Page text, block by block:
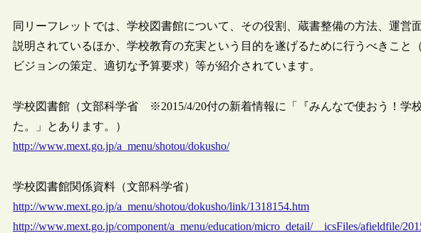
同リーフレットでは、学校図書館について、その役割、蔵書整備の方法、運営
説明されているほか、学校教育の充実という目的を遂げるために行うべきこと
ビジョンの策定、適切な予算要求）等が紹介されています。
学校図書館（文部科学省 ※2015/4/20付の新着情報に「『みんなで使おう！学
た。」とあります。）
http://www.mext.go.jp/a_menu/shotou/dokusho/
学校図書館関係資料（文部科学省）
http://www.mext.go.jp/a_menu/shotou/dokusho/link/1318154.htm
http://www.mext.go.jp/component/a_menu/education/micro_detail/__icsFiles/afieldfile/